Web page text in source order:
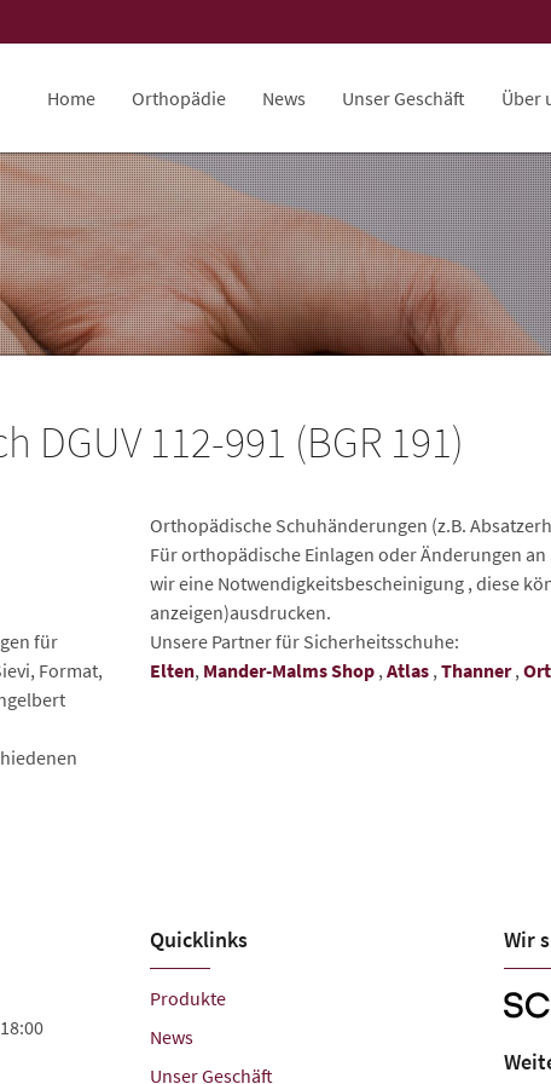
Home Orthopädie News Unser Geschäft Über
112-991 (BGR 191)
für
Format,
Orthopädische Schuhänderungen (z.B.
Für orthopädische Einlagen oder Änderungen
wir eine Notwendigkeitsbescheinigung , diese
anzeigen)ausdrucken.
Unsere Partner für Sicherheitsschuhe:
Elten, Mander-Malms Shop ,Atlas ,Thanner,
Quicklinks
Produkte
News
Unser Geschäft
Wir